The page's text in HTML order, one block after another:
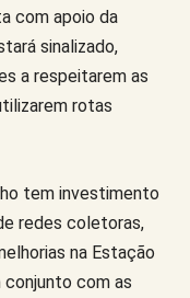
com apoio da
sinalizado,
a respeitarem as
rotas
tem investimento
redes coletoras,
na Estação
com as